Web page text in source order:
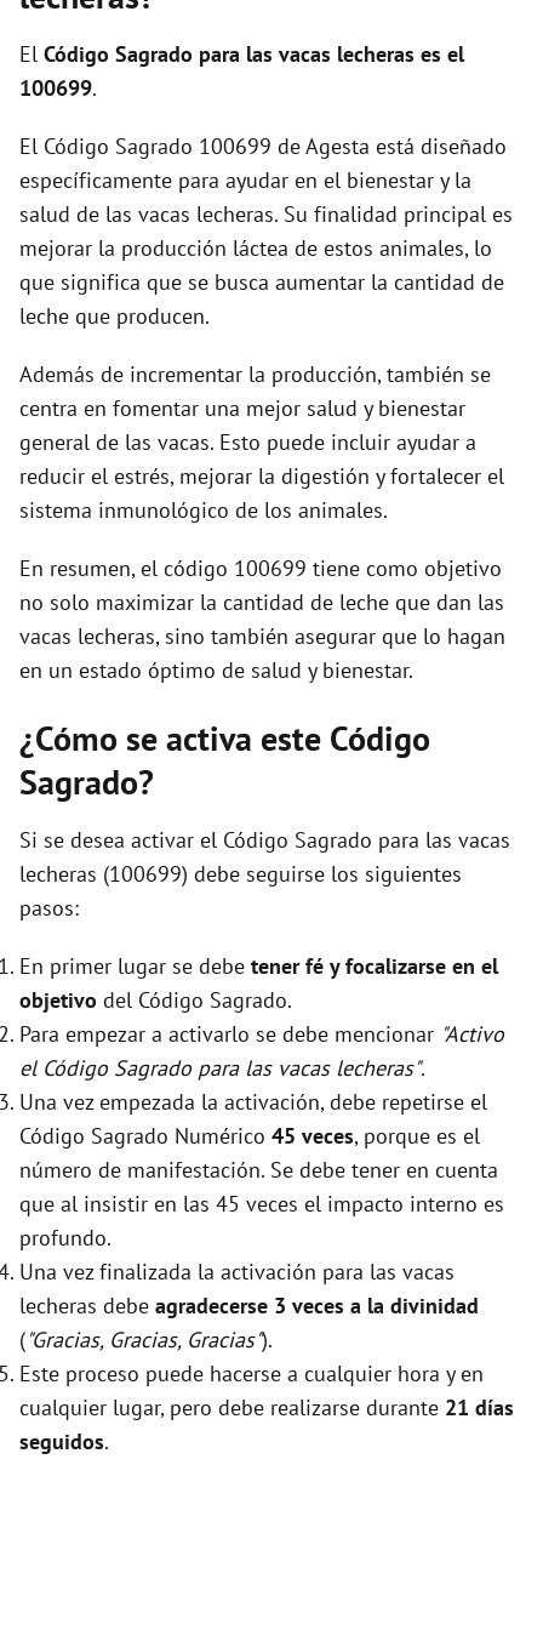
e
o
El Código Sagrado para las vacas lecheras es el
100699.
El Código Sagrado 100699 de Agesta está diseñado
específicamente para ayudar en el bienestar y la
salud de las vacas lecheras. Su finalidad principal es
mejorar la producción láctea de estos animales, lo
que significa que se busca aumentar la cantidad de
leche que producen.
Además de incrementar la producción, también se
centra en fomentar una mejor salud y bienestar
general de las vacas. Esto puede incluir ayudar a
reducir el estrés, mejorar la digestión y fortalecer el
sistema inmunológico de los animales.
En resumen, el código 100699 tiene como objetivo
no solo maximizar la cantidad de leche que dan las
vacas lecheras, sino también asegurar que lo hagan
en un estado óptimo de salud y bienestar.
¿Cómo se activa este Código
Sagrado?
Si se desea activar el Código Sagrado para las vacas
lecheras (100699) debe seguirse los siguientes
pasos:
En primer lugar se debe tener fé y focalizarse en el
objetivo del Código Sagrado.
Para empezar a activarlo se debe mencionar "Activo
el Código Sagrado para las vacas lecheras".
Una vez empezada la activación, debe repetirse el
Código Sagrado Numérico 45 veces, porque es el
número de manifestación. Se debe tener en cuenta
que al insistir en las 45 veces el impacto interno es
profundo.
Una vez finalizada la activación para las vacas
lecheras debe agradecerse 3 veces a la divinidad
("Gracias, Gracias, Gracias").
Este proceso puede hacerse a cualquier hora y en
cualquier lugar, pero debe realizarse durante 21 días
seguidos.